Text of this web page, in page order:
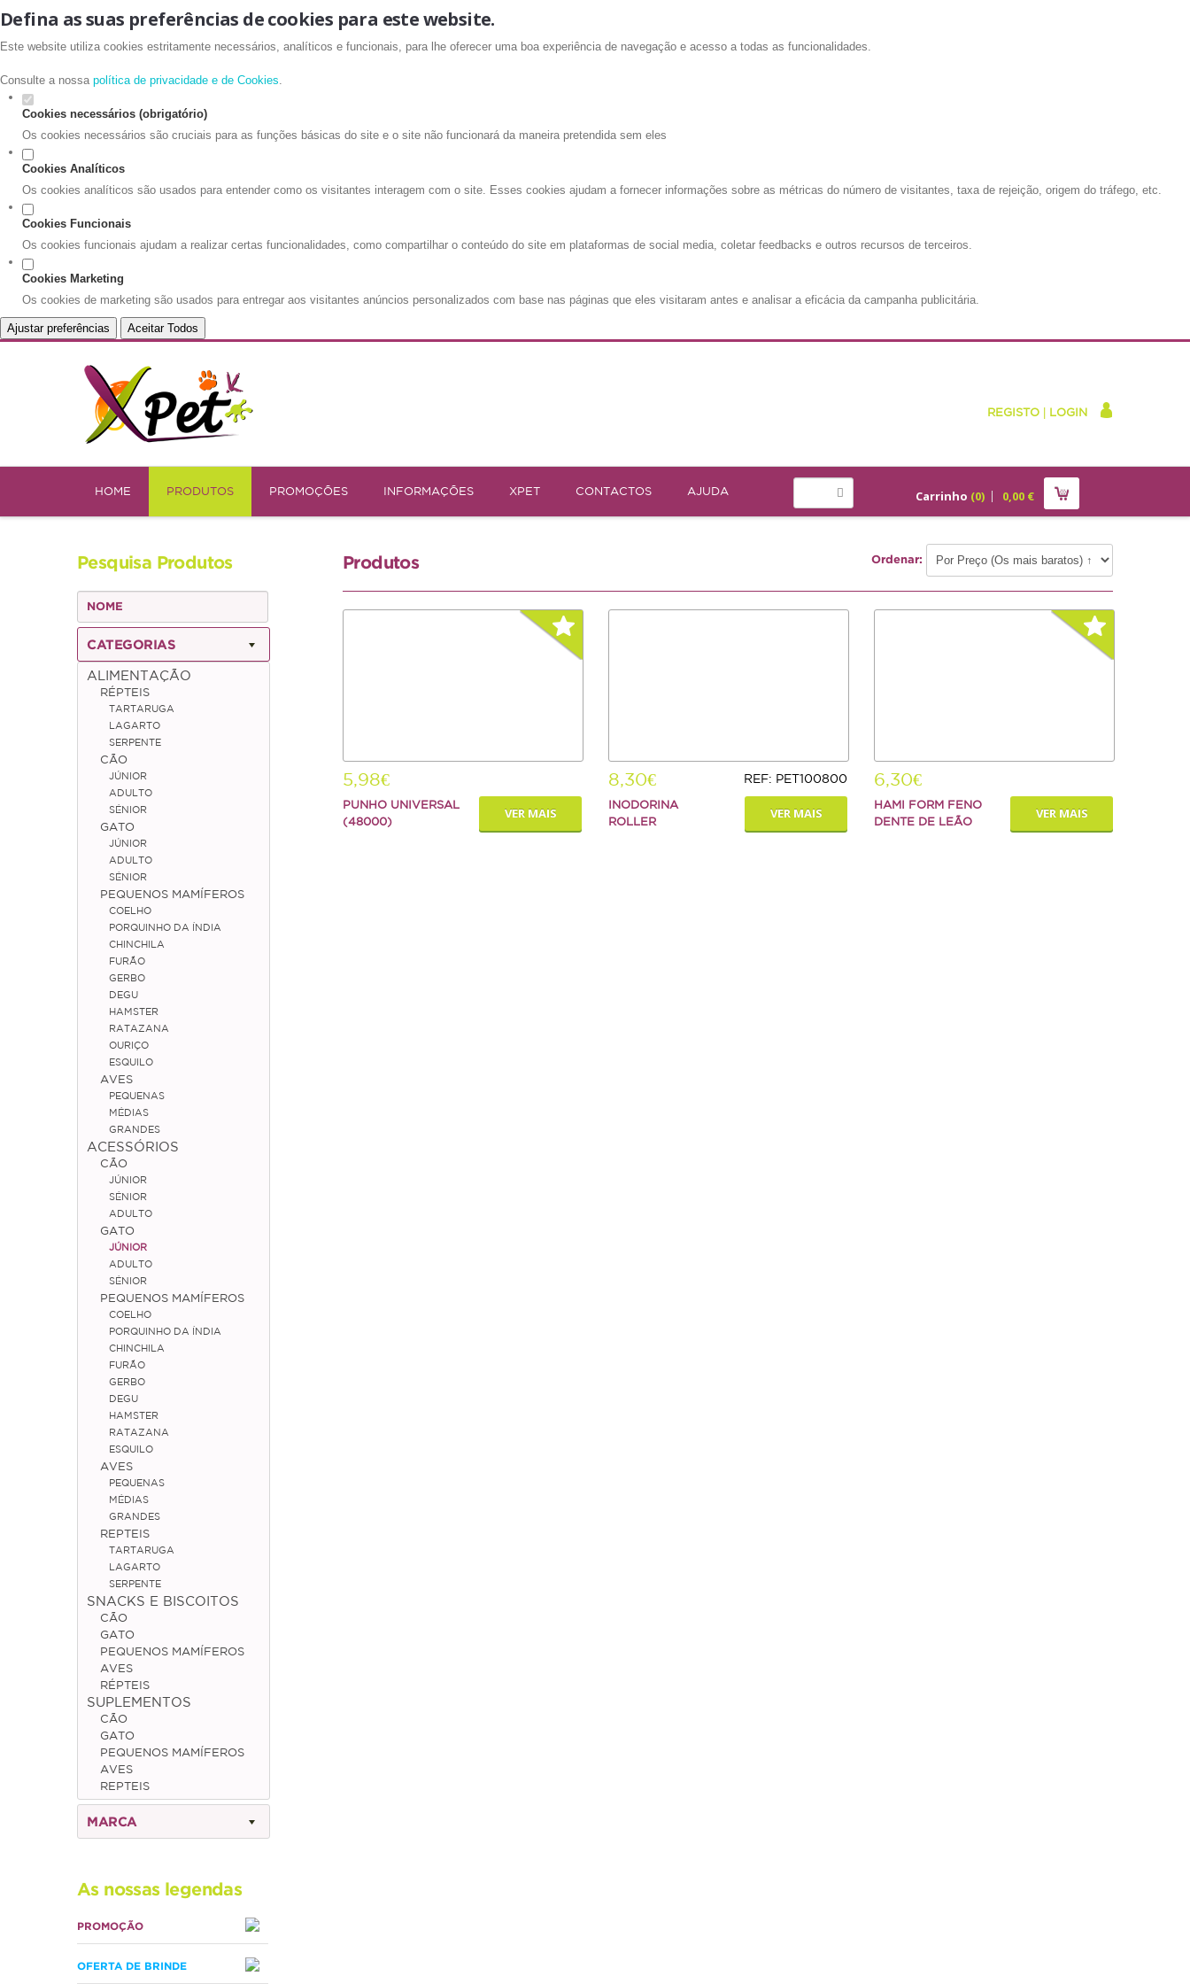
Defina as suas preferências de cookies para este website.
Este website utiliza cookies estritamente necessários, analíticos e funcionais, para lhe oferecer uma boa experiência de navegação e acesso a todas as funcionalidades.
Consulte a nossa política de privacidade e de Cookies.
Cookies necessários (obrigatório)
Os cookies necessários são cruciais para as funções básicas do site e o site não funcionará da maneira pretendida sem eles
Cookies Analíticos
Os cookies analíticos são usados para entender como os visitantes interagem com o site. Esses cookies ajudam a fornecer informações sobre as métricas do número de visitantes, taxa de rejeição, origem do tráfego, etc.
Cookies Funcionais
Os cookies funcionais ajudam a realizar certas funcionalidades, como compartilhar o conteúdo do site em plataformas de social media, coletar feedbacks e outros recursos de terceiros.
Cookies Marketing
Os cookies de marketing são usados para entregar aos visitantes anúncios personalizados com base nas páginas que eles visitaram antes e analisar a eficácia da campanha publicitária.
Ajustar preferências Aceitar Todos
REGISTO LOGIN
HOME PRODUTOS PROMOÇÕES INFORMAÇÕES XPET CONTACTOS AJUDA Carrinho (0) 0,00€
Pesquisa Produtos
CATEGORIAS
ALIMENTAÇÃO
RÉPTEIS
TARTARUGA
LAGARTO
SERPENTE
CÃO
JÚNIOR
ADULTO
SÉNIOR
GATO
JÚNIOR
ADULTO
SÉNIOR
PEQUENOS MAMÍFEROS
COELHO
PORQUINHO DA ÍNDIA
CHINCHILA
FURÃO
GERBO
DEGU
HAMSTER
RATAZANA
OURIÇO
ESQUILO
AVES
PEQUENAS
MÉDIAS
GRANDES
ACESSÓRIOS
CÃO
JÚNIOR
SÉNIOR
ADULTO
GATO
JÚNIOR
ADULTO
SÉNIOR
PEQUENOS MAMÍFEROS
COELHO
PORQUINHO DA ÍNDIA
CHINCHILA
FURÃO
GERBO
DEGU
HAMSTER
RATAZANA
ESQUILO
AVES
PEQUENAS
MÉDIAS
GRANDES
REPTEIS
TARTARUGA
LAGARTO
SERPENTE
SNACKS E BISCOITOS
CÃO
GATO
PEQUENOS MAMÍFEROS
AVES
RÉPTEIS
SUPLEMENTOS
CÃO
GATO
PEQUENOS MAMÍFEROS
AVES
REPTEIS
MARCA
As nossas legendas
PROMOÇÃO
OFERTA DE BRINDE
Produtos Ordenar:
5,98€
PUNHO UNIVERSAL
(48000)
VER MAIS
8,30€ REF: PET100800
INODORINA
ROLLER
VER MAIS
6,30€
HAMI FORM FENO
DENTE DE LEÃO
VER MAIS